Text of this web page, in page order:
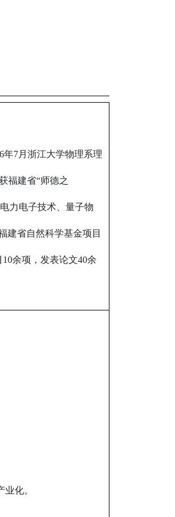
年7月浙江大学物理系理
福建省“师德之
力电子技术、量子物
建省自然科学基金项目
余项，发表论文40余
化。